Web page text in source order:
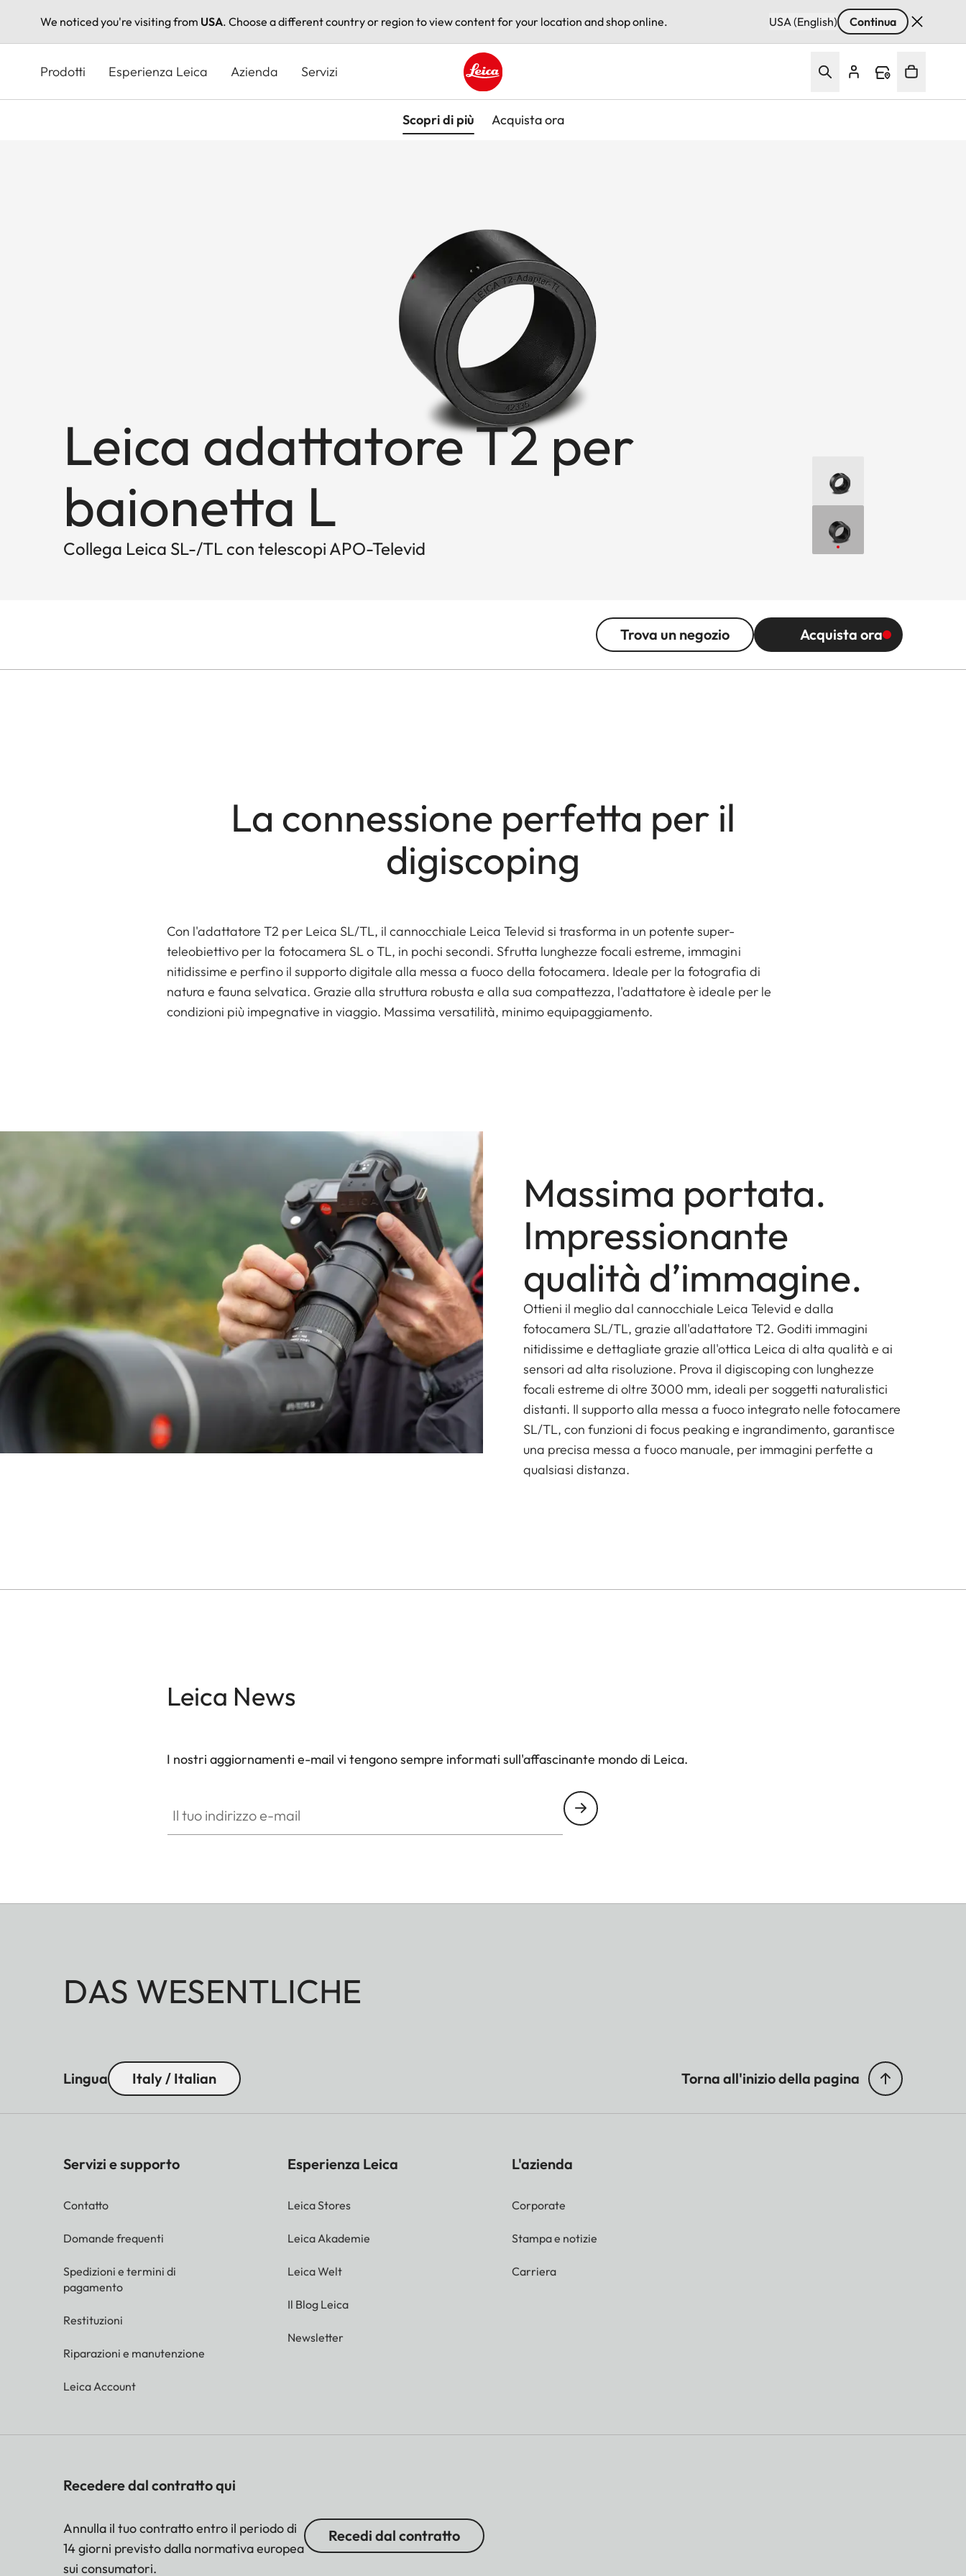
We noticed you're visiting from USA. Choose a different country or region to view content for your location and shop online. USA (English) Continua
principale
Prodotti Esperienza Leica Azienda Servizi
Leica logo - Home
Scopri di più Acquista ora
Leica adattatore T2 per
baionetta L
Collega Leica SL-/TL con telescopi APO-Televid
Trova un negozio Acquista ora
La connessione perfetta per il
digiscoping
Con l'adattatore T2 per Leica SL/TL, il cannocchiale Leica Televid si trasforma in un potente super-
teleobiettivo per la fotocamera SL o TL, in pochi secondi. Sfrutta lunghezze focali estreme, immagini
nitidissime e perfino il supporto digitale alla messa a fuoco della fotocamera. Ideale per la fotografia di
natura e fauna selvatica. Grazie alla struttura robusta e alla sua compattezza, l'adattatore è ideale per le
condizioni più impegnative in viaggio. Massima versatilità, minimo equipaggiamento.
Massima portata.
Impressionante
qualità d’immagine.
Ottieni il meglio dal cannocchiale Leica Televid e dalla
fotocamera SL/TL, grazie all'adattatore T2. Goditi immagini
nitidissime e dettagliate grazie all'ottica Leica di alta qualità e ai
sensori ad alta risoluzione. Prova il digiscoping con lunghezze
focali estreme di oltre 3000 mm, ideali per soggetti naturalistici
distanti. Il supporto alla messa a fuoco integrato nelle fotocamere
SL/TL, con funzioni di focus peaking e ingrandimento, garantisce
una precisa messa a fuoco manuale, per immagini perfette a
qualsiasi distanza.
Leica News
I nostri aggiornamenti e-mail vi tengono sempre informati sull'affascinante mondo di Leica.
DAS WESENTLICHE
Lingua Italy / Italian Torna all'inizio della pagina
Servizi e supporto
Contatto
Domande frequenti
Spedizioni e termini di
pagamento
Restituzioni
Riparazioni e manutenzione
Leica Account
Esperienza Leica
Leica Stores
Leica Akademie
Leica Welt
Il Blog Leica
Newsletter
L'azienda
Corporate
Stampa e notizie
Carriera
Recedere dal contratto qui
Annulla il tuo contratto entro il periodo di
14 giorni previsto dalla normativa europea
sui consumatori.
Recedi dal contratto